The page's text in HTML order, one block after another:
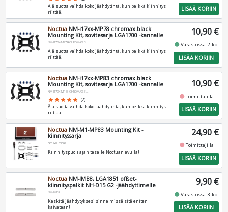
Älä suotta vaihda koko jäähdytintä, kun pelkkä kiinnitys
riittää!
LISÄÄ KORIIN
Noctua NM-i17xx-MP78 chromax.black
Mounting Kit, sovitesarja LGA1700 -kannalle
NM-I17XX-MP78-CHROMAX.BLACK
Älä suotta vaihda koko jäähdytintä, kun pelkkä kiinnitys
riittää!
10,90 €
fiber_manual_recordVarastossa 2 kpl
LISÄÄ KORIIN
Noctua NM-i17xx-MP83 chromax.black
Mounting Kit, sovitesarja LGA1700 -kannalle
NM-I17XX-MP83-CHROMAX.BLACK
star star star star star (2)
Älä suotta vaihda koko jäähdytintä, kun pelkkä kiinnitys
riittää!
10,90 €
fiber_manual_recordToimittajilla
LISÄÄ KORIIN
Noctua NM-M1-MP83 Mounting Kit -
kiinnityssarja
NM-M1-MP83
Kiinnityspuoli ajan tasalle Noctuan avulla!
24,90 €
fiber_manual_recordToimittajilla
LISÄÄ KORIIN
Noctua NM-IMB8, LGA1851 offset-
kiinnityspalkit NH-D15 G2 -jäähdyttimelle
NM-IMB8
Keskitä jäähdytyksesi sinne missä sitä eniten
kaivataan!
9,90 €
fiber_manual_recordVarastossa 3 kpl
LISÄÄ KORIIN